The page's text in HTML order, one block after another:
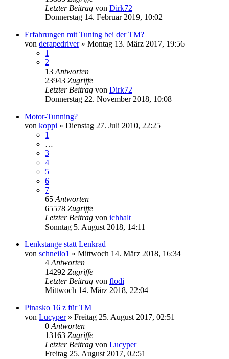
Letzter Beitrag von Dirk72
Donnerstag 14. Februar 2019, 10:02
Erfahrungen mit Tuning bei der TM?
von derapedriver» Montag 13. März 2017, 19:56
1
2
13 Antworten
23943 Zugriffe
Letzter Beitrag von Dirk72
Donnerstag 22. November 2018, 10:08
Motor-Tunning?
von koppi » Dienstag 27. Juli 2010, 22:25
1
…
3
4
5
6
7
65 Antworten
65578 Zugriffe
Letzter Beitrag von ichhalt
Sonntag 5. August 2018, 14:11
Lenkstange statt Lenkrad
von schneilo1 » Mittwoch 14. März 2018, 16:34
4 Antworten
14292 Zugriffe
Letzter Beitrag von flodi
Mittwoch 14. März 2018, 22:04
Pinasko 16 z für TM
von Lucyper» Freitag 25. August 2017, 02:51
0 Antworten
13163 Zugriffe
Letzter Beitrag von Lucyper
Freitag 25. August 2017, 02:51